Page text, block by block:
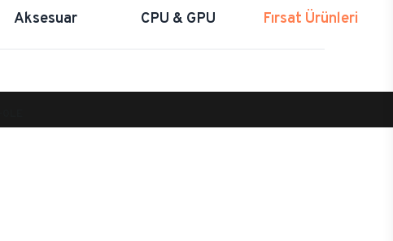
Aksesuar CPU & GPU Fırsat Ürünleri